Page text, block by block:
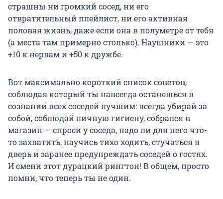
страшны ни громкий сосед, ни его
отвратительный плейлист, ни его активная
половая жизнь, даже если она в полуметре от тебя
(а места там примерно столько). Наушники — это
+10 к нервам и +50 к дружбе.
Вот максимально короткий список советов,
соблюдая который ты навсегда останешься в
сознании всех соседей лучшим: всегда убирай за
собой, соблюдай личную гигиену, собрался в
магазин — спроси у соседа, надо ли для него что-
то захватить, научись тихо ходить, стучаться в
дверь и заранее предупреждать соседей о гостях.
И смени этот дурацкий рингтон! В общем, просто
помни, что теперь ты не один.